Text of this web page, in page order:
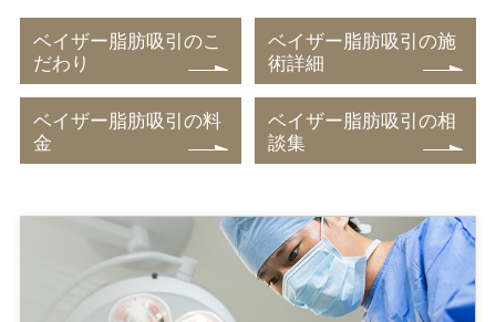
ベイザー脂肪吸引のこ
だわり
ベイザー脂肪吸引の施
術詳細
ベイザー脂肪吸引の料
金
ベイザー脂肪吸引の相
談集